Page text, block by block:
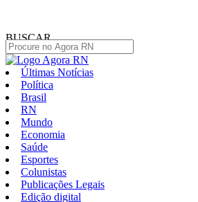
BUSCAR
Últimas Notícias
Política
Brasil
RN
Mundo
Economia
Saúde
Esportes
Colunistas
Publicações Legais
Edição digital